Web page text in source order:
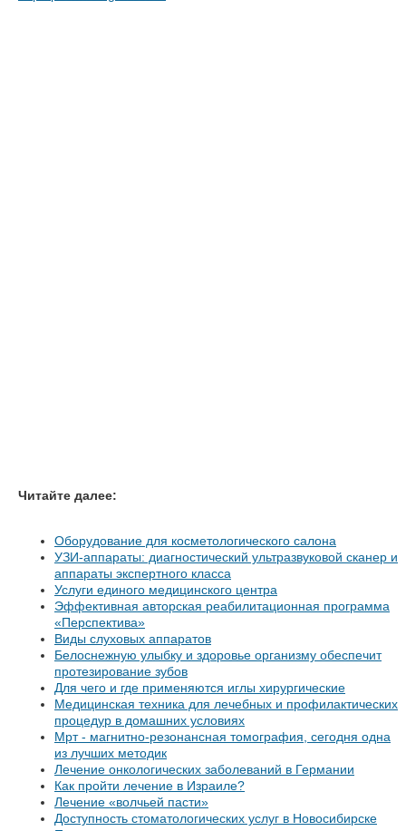
Читайте далее:
Оборудование для косметологического салона
УЗИ-аппараты: диагностический ультразвуковой сканер и
аппараты экспертного класса
Услуги единого медицинского центра
Эффективная авторская реабилитационная программа
«Перспектива»
Виды слуховых аппаратов
Белоснежную улыбку и здоровье организму обеспечит
протезирование зубов
Для чего и где применяются иглы хирургические
Медицинская техника для лечебных и профилактических
процедур в домашних условиях
Мрт - магнитно-резонансная томография, сегодня одна
из лучших методик
Лечение онкологических заболеваний в Германии
Как пройти лечение в Израиле?
Лечение «волчьей пасти»
Доступность стоматологических услуг в Новосибирске